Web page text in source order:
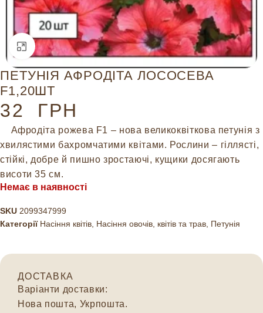
Натисніть, щоб збільшити
ПЕТУНІЯ АФРОДІТА ЛОСОСЕВА
F1,20ШТ
32 ГРН
Афродіта рожева F1 – нова великоквіткова петунія з
хвилястими бахромчатими квітами. Рослини – гіллясті,
стійкі, добре й пишно зростаючі, кущики досягають
висоти 35 см.
Немає в наявності
SKU 2099347999
Категорії Насіння квітів Насіння овочів, квітів та трав Петунія
ДОСТАВКА
Варіанти доставки:
Нова пошта, Укрпошта.